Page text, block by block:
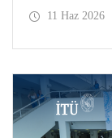
11 Haz 2026